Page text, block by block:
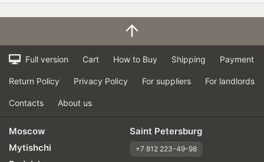
Full version Cart How to Buy Shipping Payment
Return Policy Privacy Policy For suppliers For landlords
Contacts About us
Moscow
Mytishchi
Saint Petersburg
+7 812 223-49-98